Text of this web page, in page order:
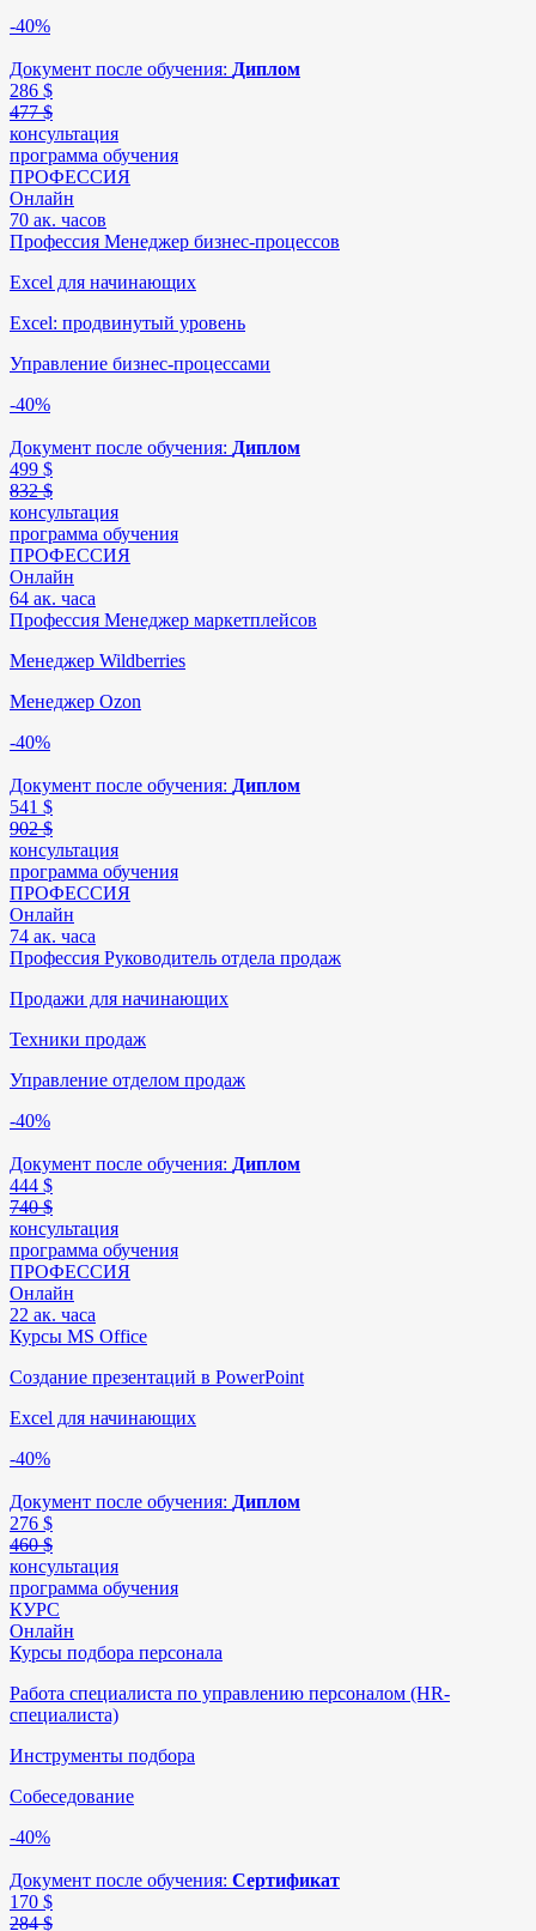
-40%
Документ после обучения: Диплом
286 $
477 $
консультация
программа обучения
ПРОФЕССИЯ
Онлайн
70 ак. часов
Профессия Менеджер бизнес-процессов
Excel для начинающих
Excel: продвинутый уровень
Управление бизнес-процессами
-40%
Документ после обучения: Диплом
499 $
832 $
консультация
программа обучения
ПРОФЕССИЯ
Онлайн
64 ак. часа
Профессия Менеджер маркетплейсов
Менеджер Wildberries
Менеджер Ozon
-40%
Документ после обучения: Диплом
541 $
902 $
консультация
программа обучения
ПРОФЕССИЯ
Онлайн
74 ак. часа
Профессия Руководитель отдела продаж
Продажи для начинающих
Техники продаж
Управление отделом продаж
-40%
Документ после обучения: Диплом
444 $
740 $
консультация
программа обучения
ПРОФЕССИЯ
Онлайн
22 ак. часа
Курсы MS Office
Создание презентаций в PowerPoint
Excel для начинающих
-40%
Документ после обучения: Диплом
276 $
460 $
консультация
программа обучения
КУРС
Онлайн
Курсы подбора персонала
Работа специалиста по управлению персоналом (HR-
специалиста)
Инструменты подбора
Собеседование
-40%
Документ после обучения: Сертификат
170 $
284 $